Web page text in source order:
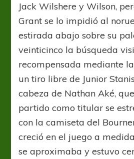
Jack Wilshere y Wilson,
Grant se lo impidió al
estirada abajo sobre su
veinticinco la búsqueda
recompensada mediante
un tiro libre de Junior
cabeza de Nathan Aké,
partido como titular se
con la camiseta del
creció en el juego a
se aproximaba y estuvo